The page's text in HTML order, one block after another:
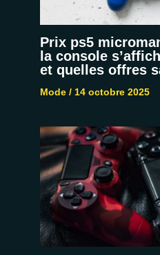
Prix ps5
la console
et quelles offres
Mode/ 14 octobre 2025